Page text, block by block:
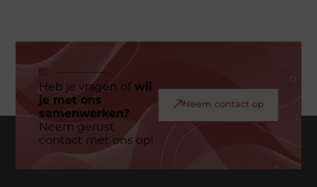
Heb je vragen ofwil
je met ons
samenwerken?
Neem gerust
contact met ons op!
Neem contact op